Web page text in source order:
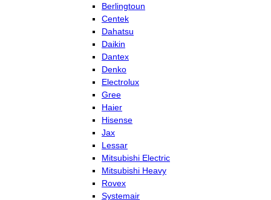
Berlingtoun
Centek
Dahatsu
Daikin
Dantex
Denko
Electrolux
Gree
Haier
Hisense
Jax
Lessar
Mitsubishi Electric
Mitsubishi Heavy
Rovex
Systemair